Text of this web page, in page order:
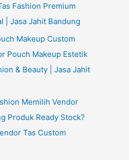
Fashion Premium
| Jasa Jahit Bandung
Makeup Custom
Pouch Makeup Estetik
& Beauty | Jasa Jahit
Memilih Vendor
Produk Ready Stock?
Tas Custom